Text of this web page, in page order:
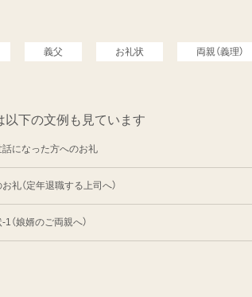
義父 お礼状 両親（義理）
以下の文例も見ています
話になった方へのお礼
礼（定年退職する上司へ）
1（娘婿のご両親へ）